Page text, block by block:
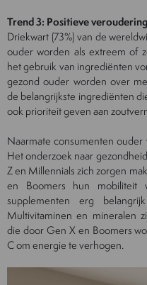
Trend 3: Positieve veroudering
Driekwart (73%) van de
ouder worden als extreem of
het gebruik van ingrediënten
gezond ouder worden over
de belangrijkste ingrediënten
ook prioriteit geven aan
Naarmate consumenten
Het onderzoek naar
Z en Millennials zich zorgen
en Boomers hun mobiliteit
supplementen erg
Multivitaminen en mineralen
die door Gen X en Boomers
C om energie te verhogen.